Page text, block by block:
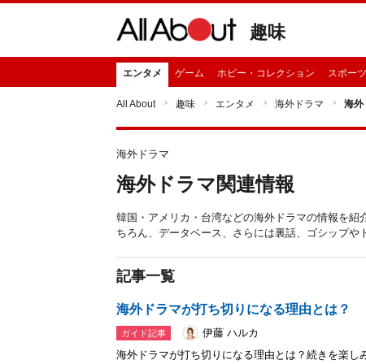
趣味
エンタメ ゲーム ホビー・コレクション スポー
All About 趣味 エンタメ 海外ドラマ 海外
海外ドラマ
海外ドラマ関連情報
韓国・アメリカ・台湾などの海外ドラマの情報を
ちろん、データベース、さらには裏話、ゴシップや
記事一覧
海外ドラマが打ち切りになる理由とは？
ガイド記事
伊藤 ハルカ
海外ドラマが打ち切りになる理由とは？続きを楽し